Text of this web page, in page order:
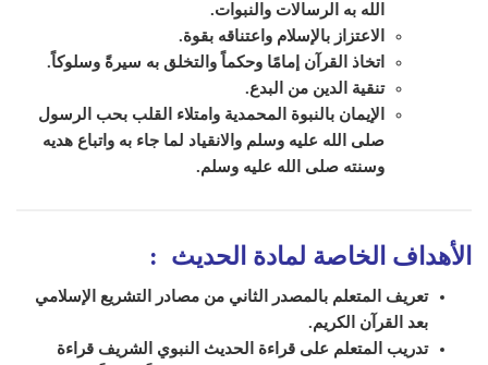
الله به الرسالات والنبوات.
الاعتزاز بالإسلام واعتناقه بقوة.
اتخاذ القرآن إمامًا وحكماً والتخلق به سيرةً وسلوكاً.
تنقية الدين من البدع.
الإيمان بالنبوة المحمدية وامتلاء القلب بحب الرسول
صلى الله عليه وسلم والانقياد لما جاء به واتباع هديه
وسنته صلى الله عليه وسلم.
الأهداف الخاصة لمادة الحديث :
تعريف المتعلم بالمصدر الثاني من مصادر التشريع الإسلامي
بعد القرآن الكريم.
تدريب المتعلم على قراءة الحديث النبوي الشريف قراءة